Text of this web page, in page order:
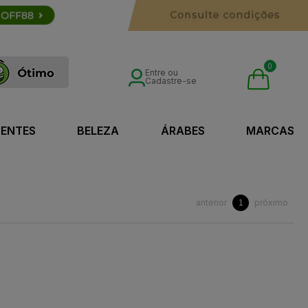
Entre ou
Cadastre-se
0
BELEZA ÁRABES MARCAS
anterior 1 próximo